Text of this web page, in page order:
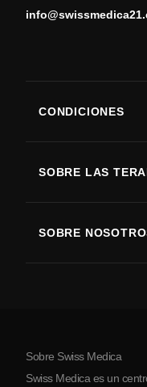
CONDICIONES
Enfermedad de
Artritis
SOBRE LAS
SOBRE
Sobre Serbia
Sobre Swiss Medica
Swiss Medica es un